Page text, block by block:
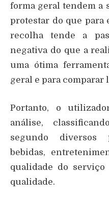
forma geral tendem a
protestar do que para
recolha tende a
negativa do que a
uma ótima
geral e para comparar
Portanto, o
análise,
segundo diversos
bebidas,
qualidade do
qualidade.